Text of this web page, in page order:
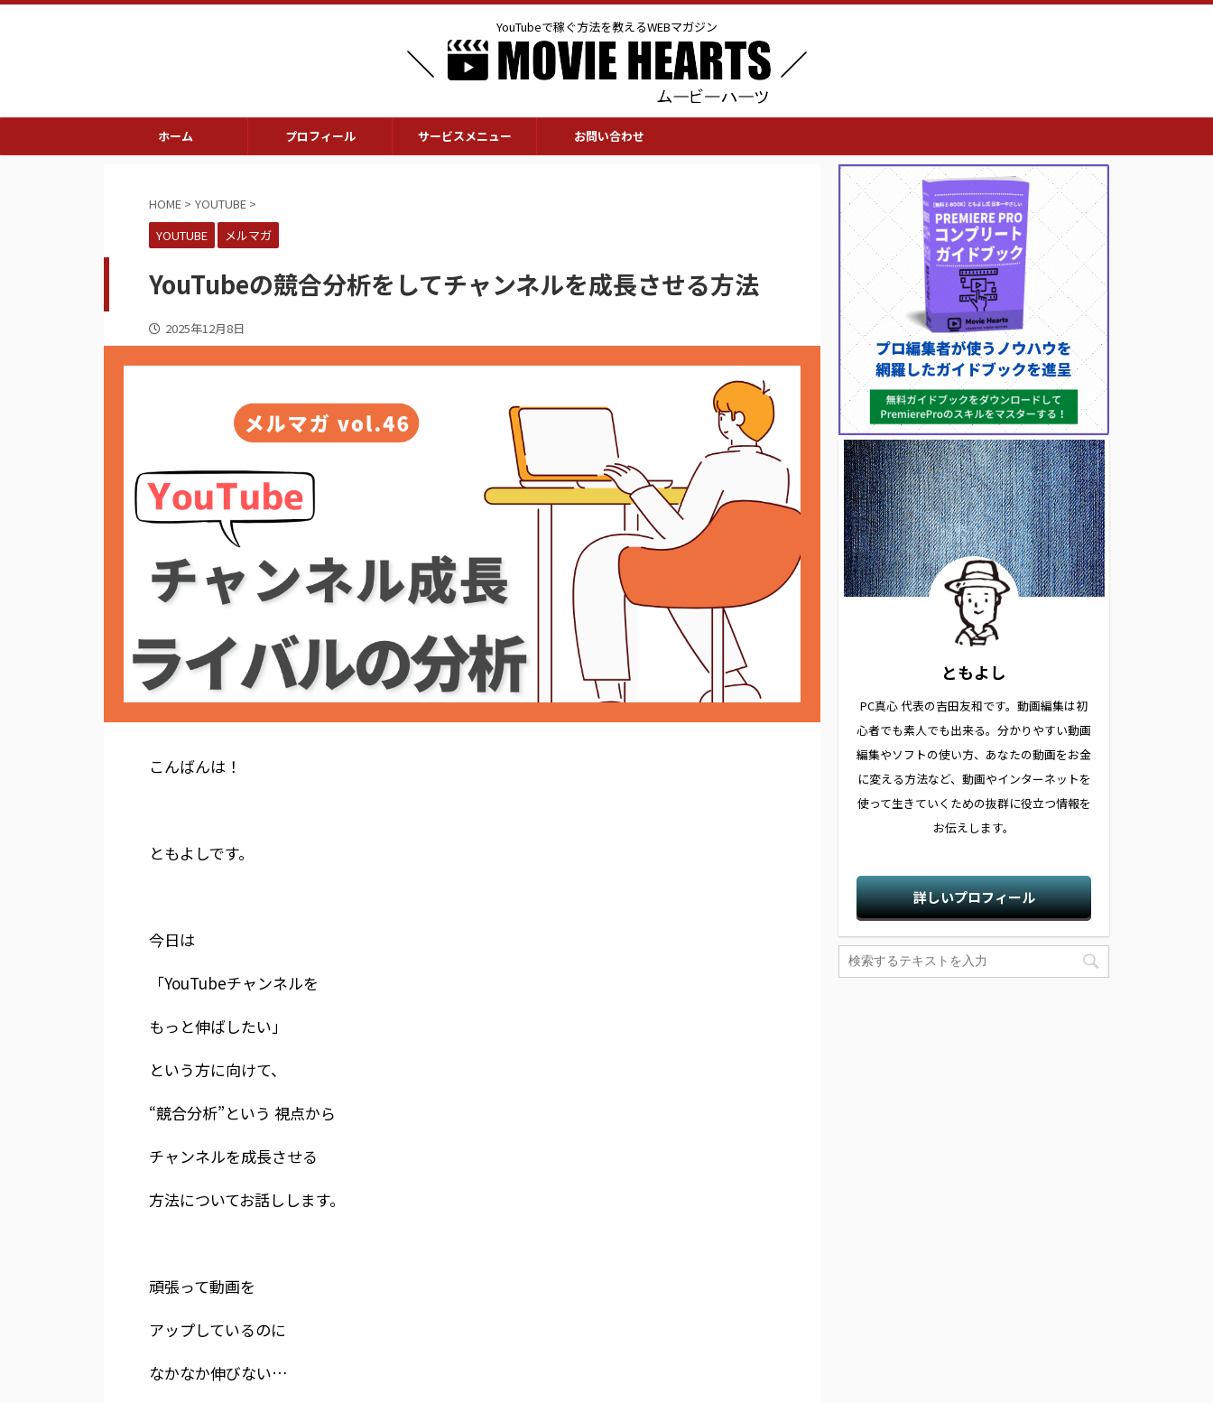
YouTubeで稼ぐ方法を教えるWEBマガジン
ホーム プロフィール サービスメニュー お問い合わせ
HOME > YOUTUBE >
YOUTUBE
メルマガ
YouTubeの競合分析をしてチャンネルを成長させる方法
2025年12月8日
こんばんは！
ともよしです。
今日は
「YouTubeチャンネルを
もっと伸ばしたい」
という方に向けて、
“競合分析”という 視点から
チャンネルを成長させる
方法についてお話しします。
頑張って動画を
アップしているのに
なかなか伸びない…
ともよし
PC真心 代表の吉田友和です。動画編集は初
心者でも素人でも出来る。分かりやすい動画
編集やソフトの使い方、あなたの動画をお金
に変える方法など、動画やインターネットを
使って生きていくための抜群に役立つ情報を
お伝えします。
詳しいプロフィール